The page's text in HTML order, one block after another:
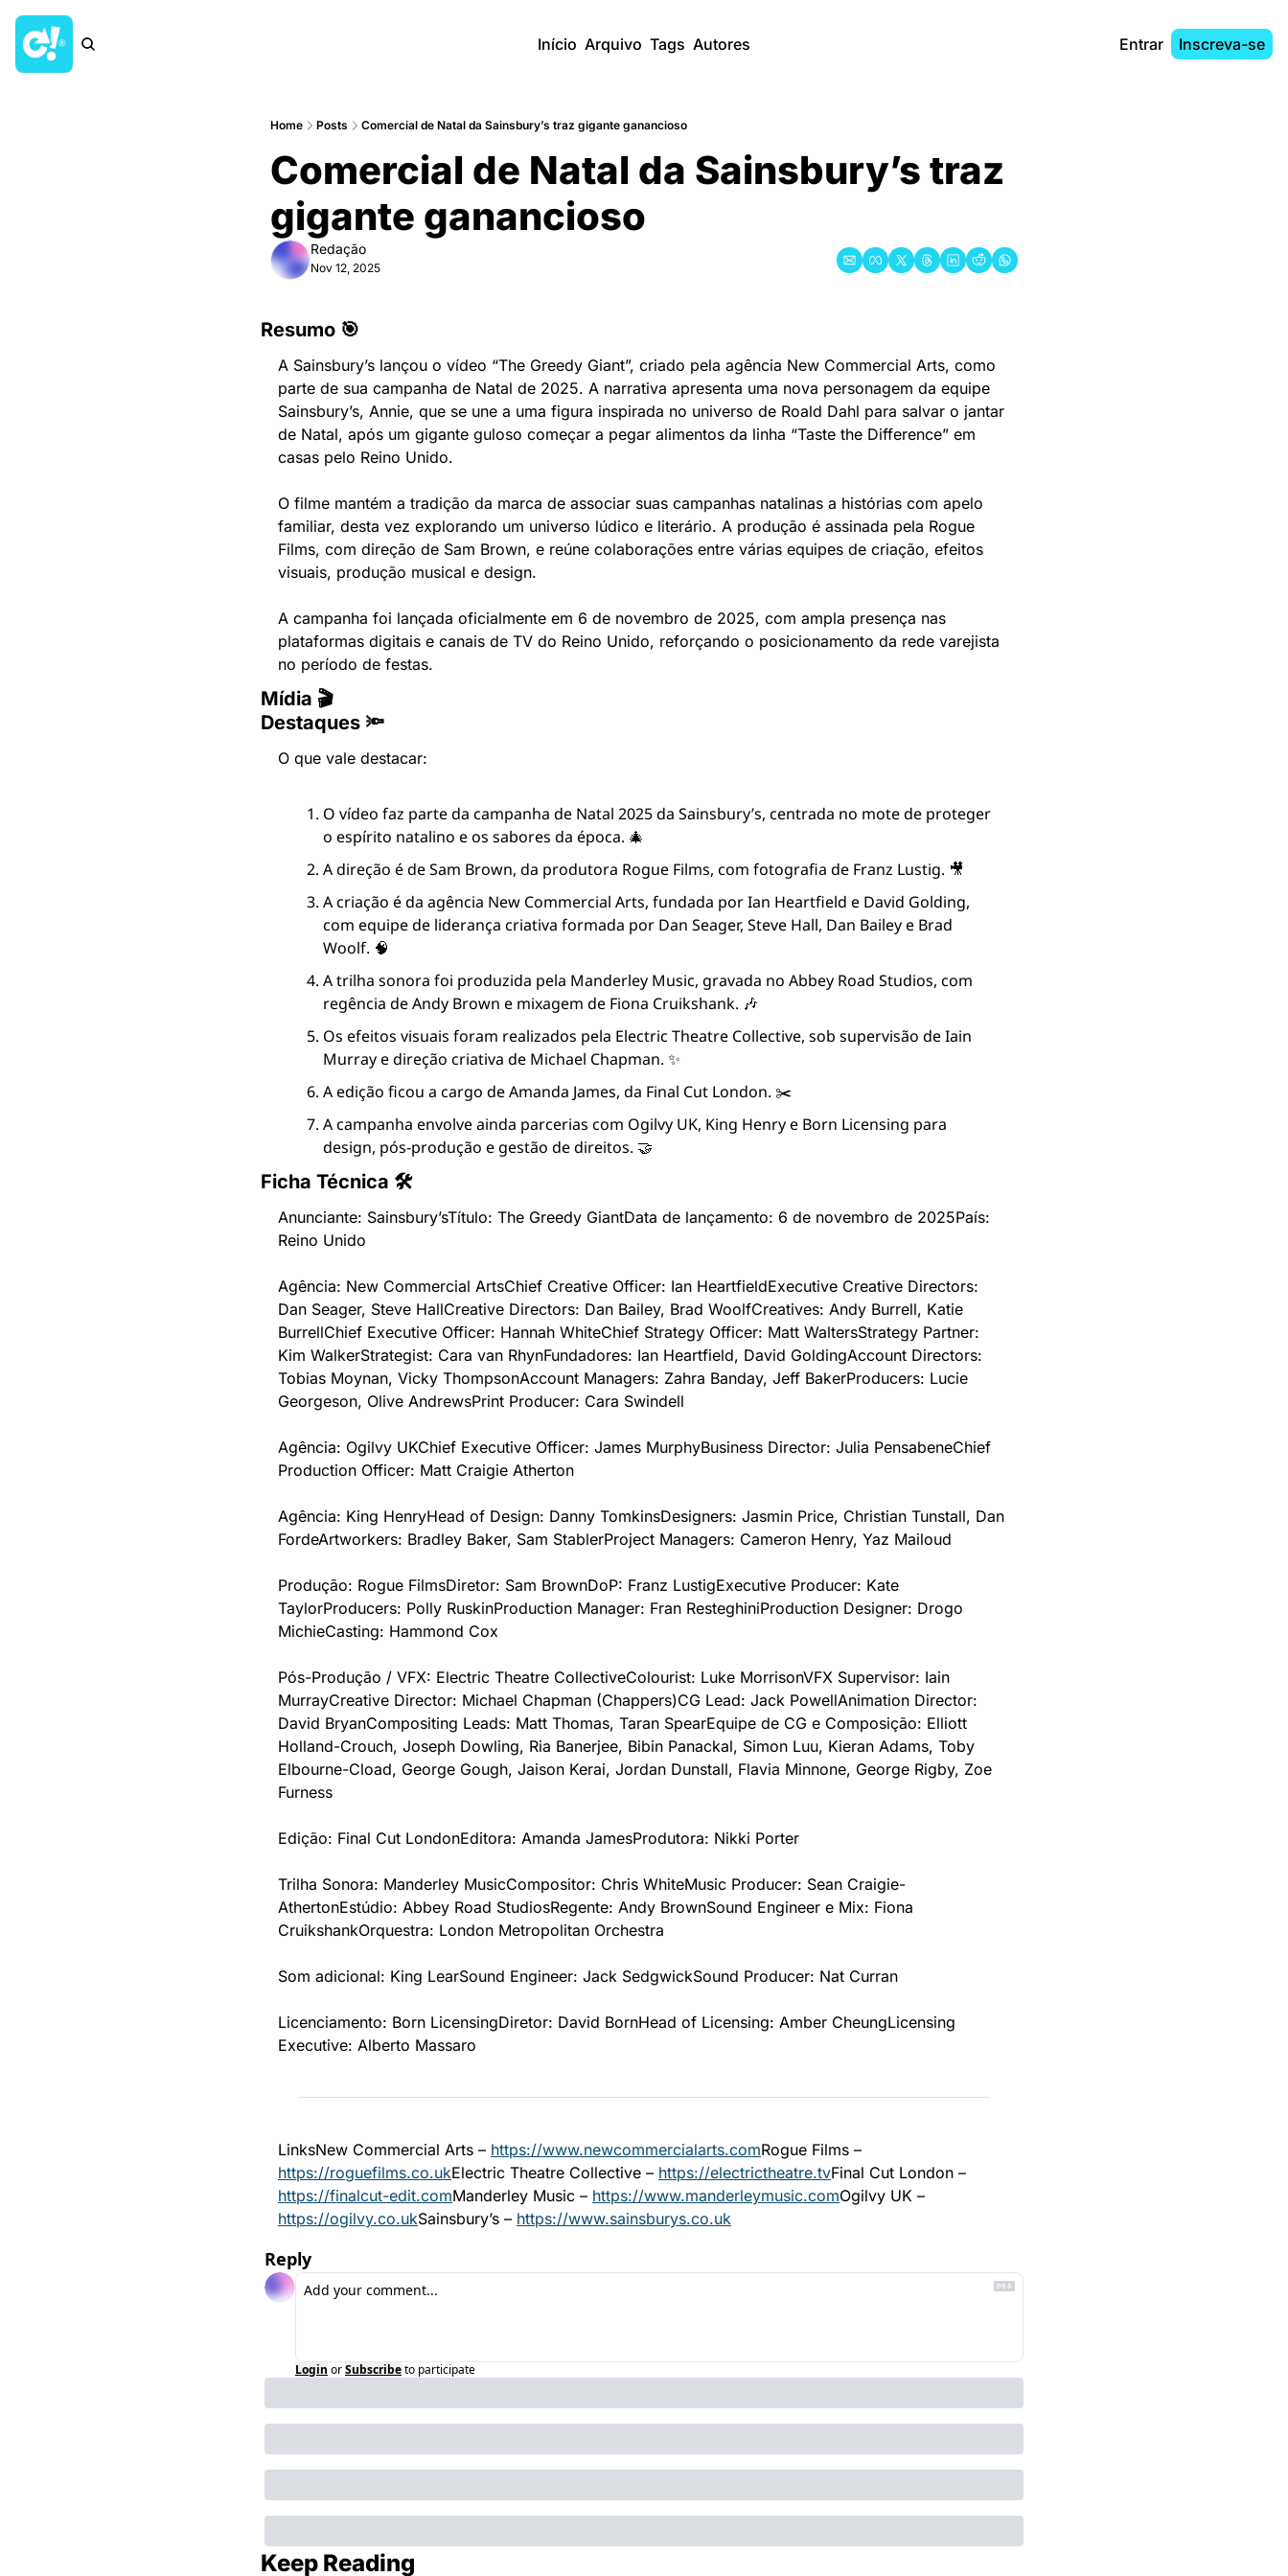
Início Arquivo Tags Autores Entrar Inscreva-se
Home Posts Comercial de Natal da Sainsbury’s traz gigante ganancioso
Comercial de Natal da Sainsbury’s traz
gigante ganancioso
Redação
Nov 12, 2025
Resumo 🎯
A Sainsbury’s lançou o vídeo “The Greedy Giant”, criado pela agência New Commercial Arts, como
parte de sua campanha de Natal de 2025. A narrativa apresenta uma nova personagem da equipe
Sainsbury’s, Annie, que se une a uma figura inspirada no universo de Roald Dahl para salvar o jantar
de Natal, após um gigante guloso começar a pegar alimentos da linha “Taste the Difference” em
casas pelo Reino Unido.
O filme mantém a tradição da marca de associar suas campanhas natalinas a histórias com apelo
familiar, desta vez explorando um universo lúdico e literário. A produção é assinada pela Rogue
Films, com direção de Sam Brown, e reúne colaborações entre várias equipes de criação, efeitos
visuais, produção musical e design.
A campanha foi lançada oficialmente em 6 de novembro de 2025, com ampla presença nas
plataformas digitais e canais de TV do Reino Unido, reforçando o posicionamento da rede varejista
no período de festas.
Mídia 🎬
Destaques 🔦
O que vale destacar:
O vídeo faz parte da campanha de Natal 2025 da Sainsbury’s, centrada no mote de proteger
o espírito natalino e os sabores da época. 🎄
A direção é de Sam Brown, da produtora Rogue Films, com fotografia de Franz Lustig. 🎥
A criação é da agência New Commercial Arts, fundada por Ian Heartfield e David Golding,
com equipe de liderança criativa formada por Dan Seager, Steve Hall, Dan Bailey e Brad
Woolf. 🧠
A trilha sonora foi produzida pela Manderley Music, gravada no Abbey Road Studios, com
regência de Andy Brown e mixagem de Fiona Cruikshank. 🎶
Os efeitos visuais foram realizados pela Electric Theatre Collective, sob supervisão de Iain
Murray e direção criativa de Michael Chapman. ✨
A edição ficou a cargo de Amanda James, da Final Cut London. ✂️
A campanha envolve ainda parcerias com Ogilvy UK, King Henry e Born Licensing para
design, pós-produção e gestão de direitos. 🤝
Ficha Técnica 🛠
Anunciante: Sainsbury’sTítulo: The Greedy GiantData de lançamento: 6 de novembro de 2025País:
Reino Unido
Agência: New Commercial ArtsChief Creative Officer: Ian HeartfieldExecutive Creative Directors:
Dan Seager, Steve HallCreative Directors: Dan Bailey, Brad WoolfCreatives: Andy Burrell, Katie
BurrellChief Executive Officer: Hannah WhiteChief Strategy Officer: Matt WaltersStrategy Partner:
Kim WalkerStrategist: Cara van RhynFundadores: Ian Heartfield, David GoldingAccount Directors:
Tobias Moynan, Vicky ThompsonAccount Managers: Zahra Banday, Jeff BakerProducers: Lucie
Georgeson, Olive AndrewsPrint Producer: Cara Swindell
Agência: Ogilvy UKChief Executive Officer: James MurphyBusiness Director: Julia PensabeneChief
Production Officer: Matt Craigie Atherton
Agência: King HenryHead of Design: Danny TomkinsDesigners: Jasmin Price, Christian Tunstall, Dan
FordeArtworkers: Bradley Baker, Sam StablerProject Managers: Cameron Henry, Yaz Mailoud
Produção: Rogue FilmsDiretor: Sam BrownDoP: Franz LustigExecutive Producer: Kate
TaylorProducers: Polly RuskinProduction Manager: Fran ResteghiniProduction Designer: Drogo
MichieCasting: Hammond Cox
Pós-Produção / VFX: Electric Theatre CollectiveColourist: Luke MorrisonVFX Supervisor: Iain
MurrayCreative Director: Michael Chapman (Chappers)CG Lead: Jack PowellAnimation Director:
David BryanCompositing Leads: Matt Thomas, Taran SpearEquipe de CG e Composição: Elliott
Holland-Crouch, Joseph Dowling, Ria Banerjee, Bibin Panackal, Simon Luu, Kieran Adams, Toby
Elbourne-Cload, George Gough, Jaison Kerai, Jordan Dunstall, Flavia Minnone, George Rigby, Zoe
Furness
Edição: Final Cut LondonEditora: Amanda JamesProdutora: Nikki Porter
Trilha Sonora: Manderley MusicCompositor: Chris WhiteMusic Producer: Sean Craigie-
AthertonEstúdio: Abbey Road StudiosRegente: Andy BrownSound Engineer e Mix: Fiona
CruikshankOrquestra: London Metropolitan Orchestra
Som adicional: King LearSound Engineer: Jack SedgwickSound Producer: Nat Curran
Licenciamento: Born LicensingDiretor: David BornHead of Licensing: Amber CheungLicensing
Executive: Alberto Massaro
LinksNew Commercial Arts – https://www.newcommercialarts.com
https://roguefilms.co.ukElectric Theatre Collective – https://electrictheatre.tv
https://finalcut-edit.comManderley Music – https://www.manderleymusic.com
https://ogilvy.co.ukSainsbury’s – https://www.sainsburys.co.uk
Reply
Login orSubscribeto participate
Keep Reading